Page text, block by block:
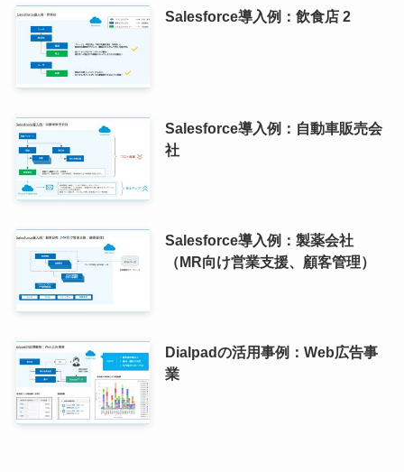
Salesforce導入例：飲食店 2
Salesforce導入例：自動車販売会
社
Salesforce導入例：製薬会社
（MR向け営業支援、顧客管理）
Dialpadの活用事例：Web広告事
業